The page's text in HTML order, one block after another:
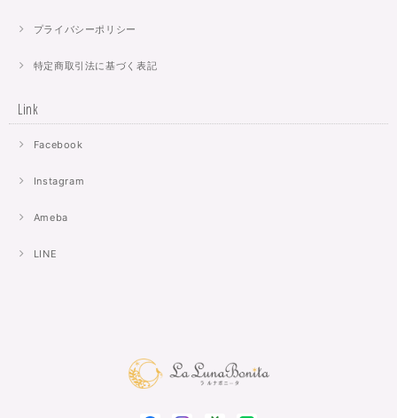
プライバシーポリシー
特定商取引法に基づく表記
Link
Facebook
Instagram
Ameba
LINE